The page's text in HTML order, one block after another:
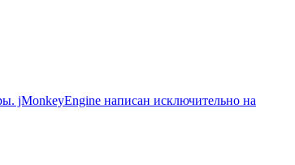
jMonkeyEngine написан исключительно на